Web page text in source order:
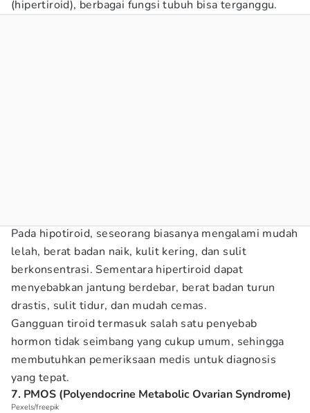
(hipertiroid), berbagai fungsi tubuh bisa terganggu.
Pada hipotiroid, seseorang biasanya mengalami mudah
lelah, berat badan naik, kulit kering, dan sulit
berkonsentrasi. Sementara hipertiroid dapat
menyebabkan jantung berdebar, berat badan turun
drastis, sulit tidur, dan mudah cemas.
Gangguan tiroid termasuk salah satu penyebab
hormon tidak seimbang yang cukup umum, sehingga
membutuhkan pemeriksaan medis untuk diagnosis
yang tepat.
7. PMOS (Polyendocrine Metabolic Ovarian Syndrome)
Pexels/freepik